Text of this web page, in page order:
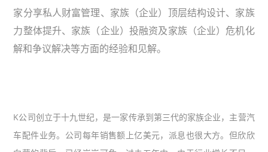
家分享私人财富管理、家族（企业）顶层结构设计、家族
力整体提升、家族（企业）投融资及家族（企业）危机化
解和争议解决等方面的经验和见解。
K公司创立于十九世纪，是一家传承到第三代的家族企业，主营汽
车配件业务。公司每年销售额上亿美元，派息也很大方。但欣欣